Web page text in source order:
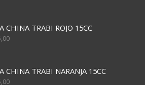
CHINA TRABI ROJO 15CC
CHINA TRABI NARANJA 15CC